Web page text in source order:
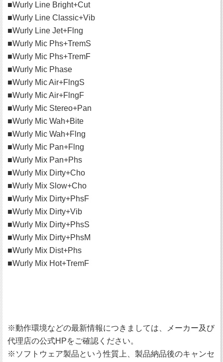
■Wurly Line Bright+Cut
■Wurly Line Classic+Vib
■Wurly Line Jet+Flng
■Wurly Mic Phs+TremS
■Wurly Mic Phs+TremF
■Wurly Mic Phase
■Wurly Mic Air+FlngS
■Wurly Mic Air+FlngF
■Wurly Mic Stereo+Pan
■Wurly Mic Wah+Bite
■Wurly Mic Wah+Flng
■Wurly Mic Pan+Flng
■Wurly Mix Pan+Phs
■Wurly Mix Dirty+Cho
■Wurly Mix Slow+Cho
■Wurly Mix Dirty+PhsF
■Wurly Mix Dirty+Vib
■Wurly Mix Dirty+PhsS
■Wurly Mix Dirty+PhsM
■Wurly Mix Dist+Phs
■Wurly Mix Hot+TremF
※動作環境などの最新情報につきましては、メーカー及び
代理店の公式HPをご確認ください。
※ソフトウェア製品という性質上、製品納品後のキャンセ